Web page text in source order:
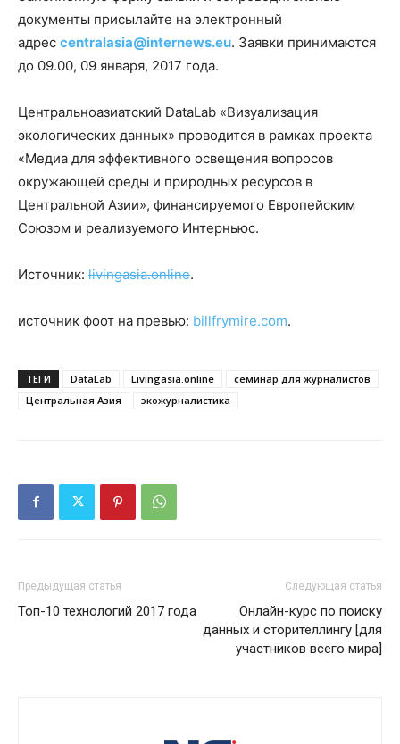
документы присылайте на электронный
адрес centralasia@internews.eu. Заявки принимаются
до 09.00, 09 января, 2017 года.
Центральноазиатский DataLab «Визуализация
экологических данных» проводится в рамках проекта
«Медиа для эффективного освещения вопросов
окружающей среды и природных ресурсов в
Центральной Азии», финансируемого Европейским
Союзом и реализуемого Интерньюс.
Источник: livingasia.online.
источник фоот на превью: billfrymire.com.
ТЕГИ DataLab Livingasia.online
семинар для журналистов
Центральная Азия
экожурналистика
Предыдущая статья
Топ-10 технологий 2017 года
Следующая статья
Онлайн-курс по поиску
данных и сторителлингу [для
участников всего мира]